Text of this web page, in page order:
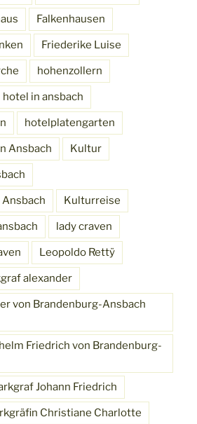
Falkenhausen
Friederike Luise
hohenzollern
hotel in ansbach
hotelplatengarten
Ansbach Kultur
Kulturreise
lady craven
Leopoldo Rettÿ
alexander
von Brandenburg-Ansbach
Friedrich von Brandenburg-
Johann Friedrich
Christiane Charlotte